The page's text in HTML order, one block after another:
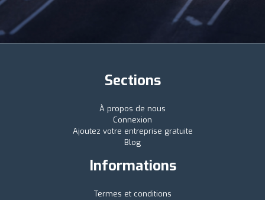
Sections
À propos de nous
Connexion
Ajoutez votre entreprise gratuite
Blog
Informations
Termes et conditions